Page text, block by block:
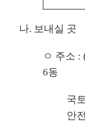
나. 보내실 곳
ㅇ 주소 :
6동
국
안